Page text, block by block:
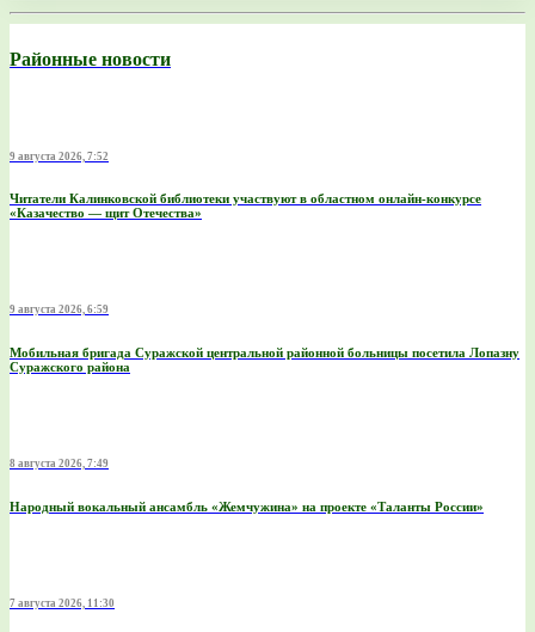
Районные новости
9 августа 2026, 7:52
Читатели Калинковской библиотеки участвуют в областном онлайн-конкурсе
«Казачество — щит Отечества»
9 августа 2026, 6:59
Мобильная бригада Суражской центральной районной больницы посетила Лопазну
Суражского района
8 августа 2026, 7:49
Народный вокальный ансамбль «Жемчужина» на проекте «Таланты России»
7 августа 2026, 11:30